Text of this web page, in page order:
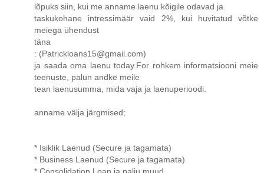
lõpuks siin, kui me anname laenu kõigile odavad ja
taskukohane intressimäär vaid 2%, kui huvitatud võtke
meiega ühendust
täna
: (Patrickloans15@gmail.com)
ja saada oma laenu today.For rohkem informatsiooni meie
teenuste, palun andke meile
tean laenusumma, mida vaja ja laenuperioodi.
anname välja järgmised;
* Isiklik Laenud (Secure ja tagamata)
* Business Laenud (Secure ja tagamata)
* Consolidation Loan ja palju muud.